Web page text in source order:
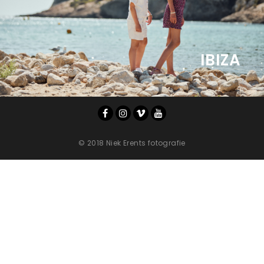
IBIZA
© 2018 Niek Erents fotografie